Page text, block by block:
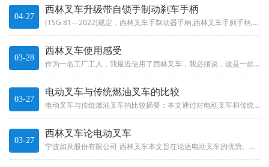
04-27
西林叉车升级带自锁手制动刹车手柄
(TSG 81—2022)规定，西林叉车手制动器手柄,西林叉车手刹手柄,西林叉车手刹,西林叉车带自锁手刹,西林叉车新规手...
03-28
西林叉车使用感受
作为一名工厂工人，我最近使用了西林叉车，我必须说，这是一款非常出色的设备。首先，西林叉车的操作非常简单。它配备了易于理解...
03-27
电动叉车与传统燃油叉车的比较
电动叉车与传统燃油叉车的比较摘要：本文通过对电动叉车和传统燃油叉车的性能、成本、环保、安全等方面进行比较，分析了两种叉车...
03-27
西林叉车论电动叉车
宁波如意股份有限公司-西林叉车本文旨在论述电动叉车的优势。电动叉车是一种重要的物料搬运设备，它的出现大大改变了物料搬运的...